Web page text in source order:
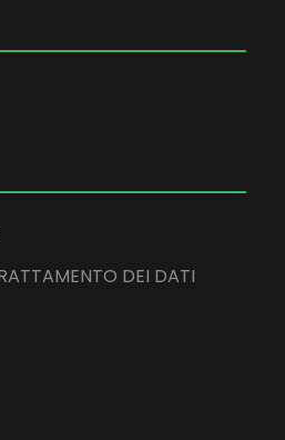
DEI DATI